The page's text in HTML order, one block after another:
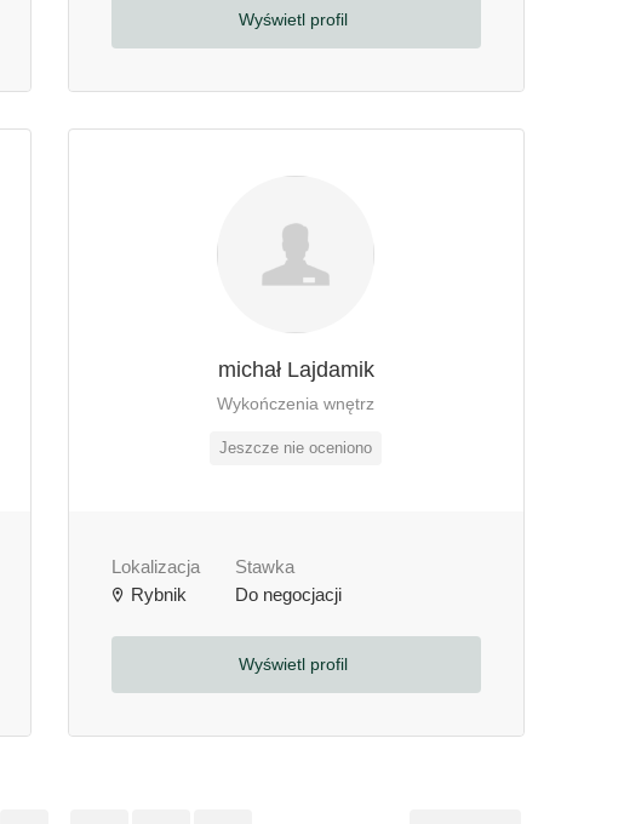
Wyświetl profil
michał Lajdamik
Wykończenia wnętrz
Jeszcze nie oceniono
Lokalizacja
Rybnik
Stawka
Do negocjacji
Wyświetl profil